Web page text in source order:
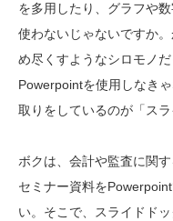
を多用したり、グラフや
使わないじゃないですか
め尽くすようなシロモノ
Powerpointを使用しなき
取りをしているのが「スラ
ボクは、会計や監査に関
セミナー資料を
い。そこで、スライドド